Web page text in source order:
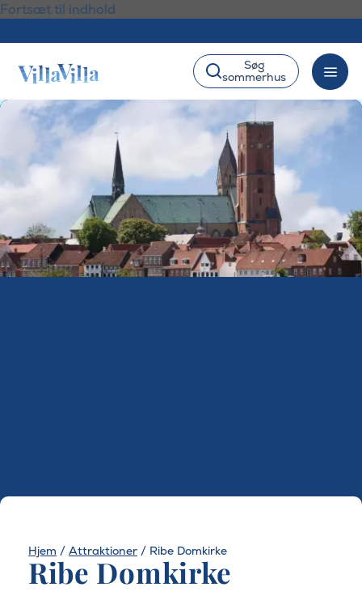
Fortsæt til indhold
Søg
sommerhus
Hjem / Attraktioner / Ribe Domkirke
Ribe Domkirke